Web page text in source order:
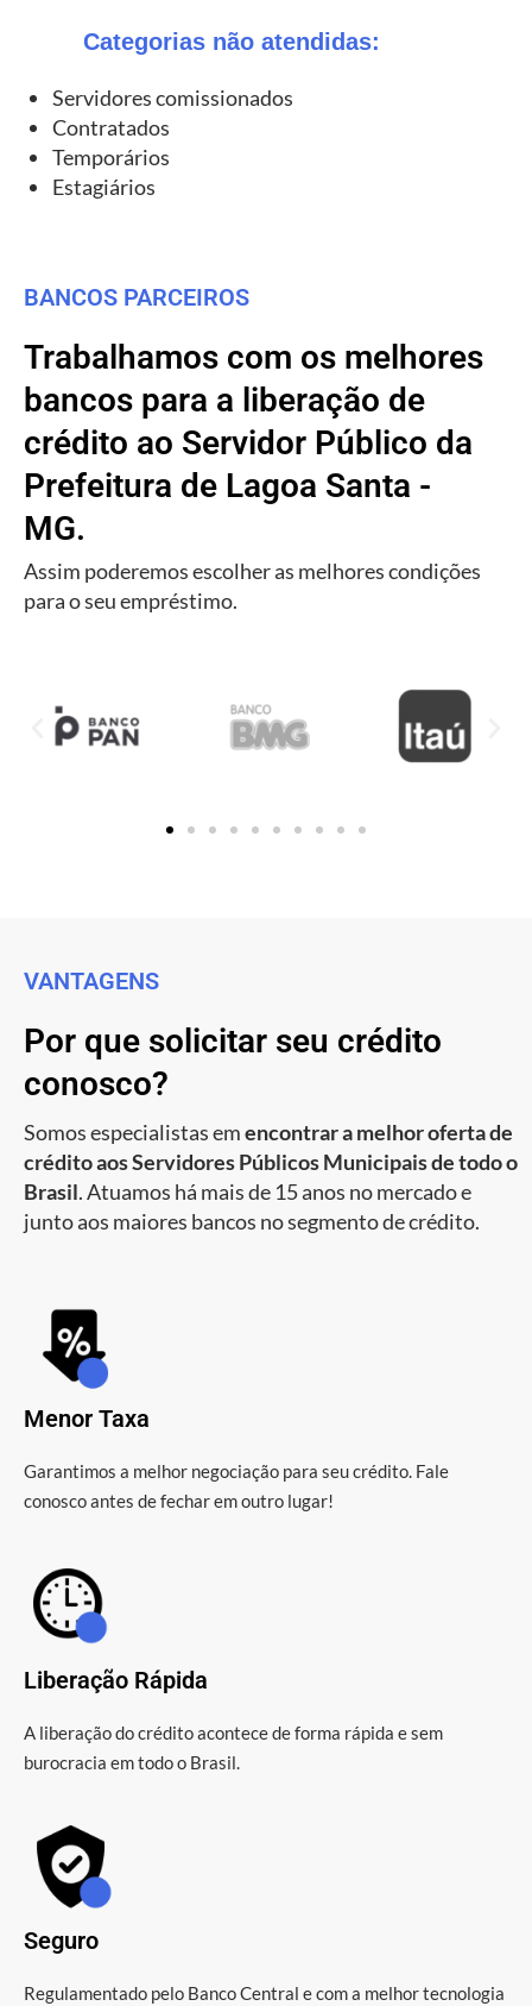
Categorias não atendidas:
Servidores comissionados
Contratados
Temporários
Estagiários
BANCOS PARCEIROS
Trabalhamos com os melhores
bancos para a liberação de
crédito ao Servidor Público da
Prefeitura de Lagoa Santa -
MG.
Assim poderemos escolher as melhores condições
para o seu empréstimo.
VANTAGENS
Por que solicitar seu crédito
conosco?
Somos especialistas emencontrar a melhor oferta de
crédito aos Servidores Públicos Municipais de todo o
Brasil. Atuamos há mais de 15 anos no mercado e
junto aos maiores bancos no segmento de crédito.
Menor Taxa
Garantimos a melhor negociação para seu crédito. Fale
conosco antes de fechar em outro lugar!
Liberação Rápida
A liberação do crédito acontece de forma rápida e sem
burocracia em todo o Brasil.
Seguro
Regulamentado pelo Banco Central e com a melhor tecnologia